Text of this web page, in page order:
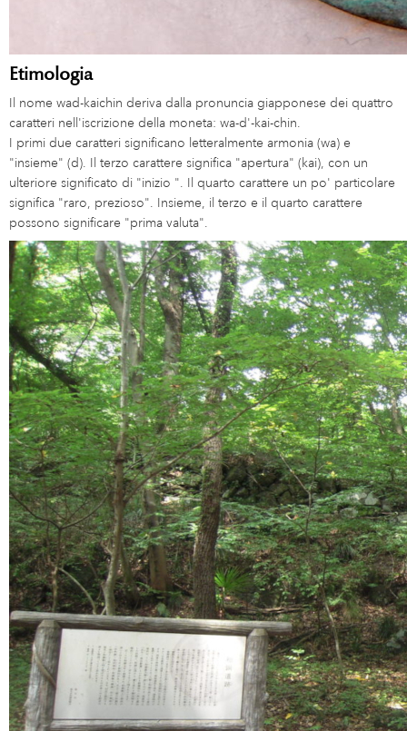
Etimologia
Il nome wad-kaichin deriva dalla pronuncia giapponese dei quattro
caratteri nell'iscrizione della moneta: wa-d'-kai-chin.
I primi due caratteri significano letteralmente armonia (wa) e
"insieme" (d). Il terzo carattere significa "apertura" (kai), con un
ulteriore significato di "inizio ". Il quarto carattere un po' particolare
significa "raro, prezioso". Insieme, il terzo e il quarto carattere
possono significare "prima valuta".